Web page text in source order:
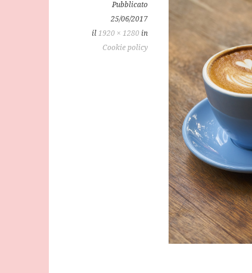
Pubblicato
25/06/2017
il 1920 × 1280 in
Cookie policy